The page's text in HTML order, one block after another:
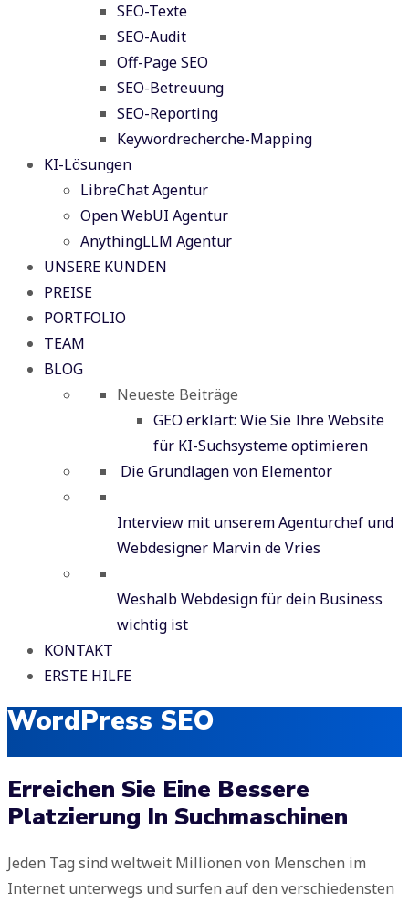
SEO-Texte
SEO-Audit
Off-Page SEO
SEO-Betreuung
SEO-Reporting
Keywordrecherche-Mapping
KI-Lösungen
LibreChat Agentur
Open WebUI Agentur
AnythingLLM Agentur
UNSERE KUNDEN
PREISE
PORTFOLIO
TEAM
BLOG
Neueste Beiträge
GEO erklärt: Wie Sie Ihre Website
für KI-Suchsysteme optimieren
Die Grundlagen von Elementor
Interview mit unserem Agenturchef und
Webdesigner Marvin de Vries
Weshalb Webdesign für dein Business
wichtig ist
KONTAKT
ERSTE HILFE
WordPress SEO
Erreichen Sie Eine Bessere
Platzierung In Suchmaschinen
Jeden Tag sind weltweit Millionen von Menschen im
Internet unterwegs und surfen auf den verschiedensten